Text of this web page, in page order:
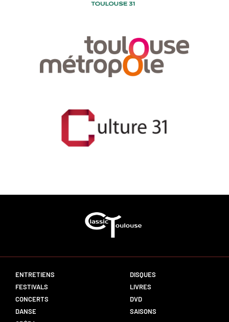
ENTRETIENS
FESTIVALS
CONCERTS
DANSE
DISQUES
LIVRES
DVD
SAISONS